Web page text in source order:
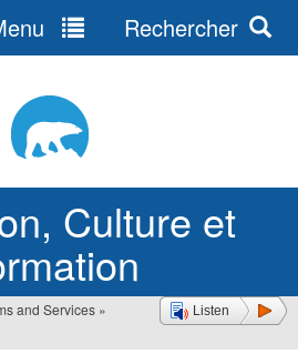
Culture et
Rechercher
Listen
and Services »